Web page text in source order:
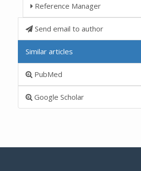
Reference Manager
Send email to author
Similar articles
PubMed
Google Scholar